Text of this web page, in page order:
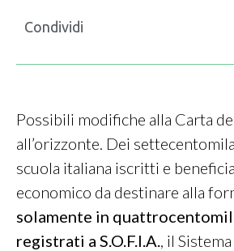
Condividi
Possibili modifiche alla Carta
all’orizzonte. Dei
scuola italiana iscritti e
economico da destinare alla
solamente in
registrati a S.O.F.I.A., il